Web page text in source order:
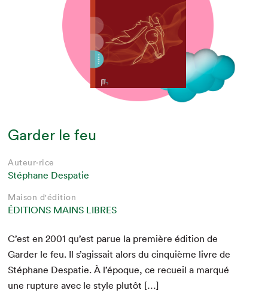
Garder le feu
Auteur·rice
Stéphane Despatie
Maison d'édition
ÉDITIONS MAINS LIBRES
C’est en2001 qu’est parue la pre­mière édi­tion de
Garder le feu. Il s’agissait alors du cinquième livre de
Stéphane Despatie. À l’époque, ce recueil a mar­qué
une rup­ture avec le style plutôt […]